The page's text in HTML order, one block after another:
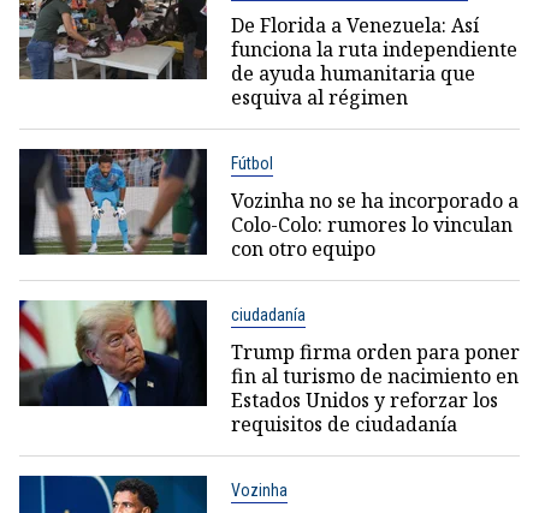
De Florida a Venezuela: Así
funciona la ruta independiente
de ayuda humanitaria que
esquiva al régimen
Fútbol
Vozinha no se ha incorporado a
Colo-Colo: rumores lo vinculan
con otro equipo
ciudadanía
Trump firma orden para poner
fin al turismo de nacimiento en
Estados Unidos y reforzar los
requisitos de ciudadanía
Vozinha